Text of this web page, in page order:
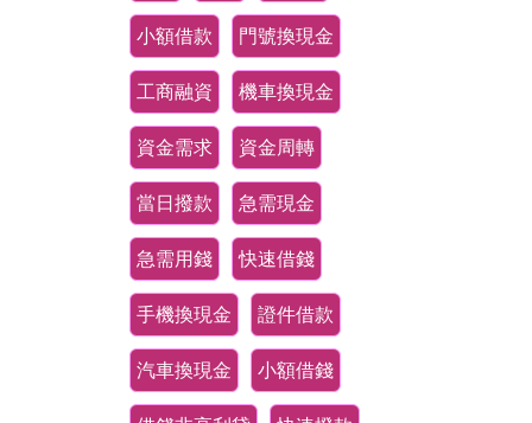
小額借款 門號換現金
工商融資 機車換現金
資金需求 資金周轉
當日撥款 急需現金
急需用錢 快速借錢
手機換現金 證件借款
汽車換現金 小額借錢